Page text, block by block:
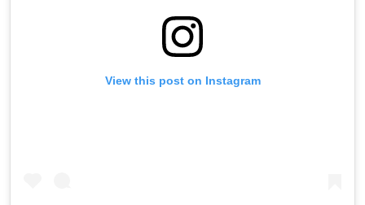
View this post on Instagram